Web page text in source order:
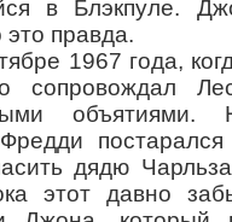
в Блэкпуле.
правда.
года, когда
сопровождал
объятиями.
дядю
этот давно